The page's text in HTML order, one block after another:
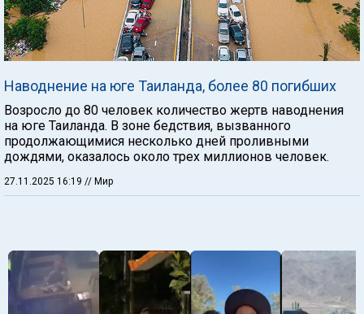
Наводнение на юге Таиланда, более 80 погибших
Возросло до 80 человек количество жертв наводнения
на юге Таиланда. В зоне бедствия, вызванного
продолжающимися несколько дней проливными
дождями, оказалось около трех миллионов человек.
27.11.2025 16:19 // Мир